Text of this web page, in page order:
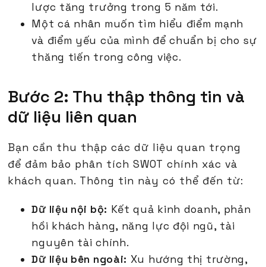
lược tăng trưởng trong 5 năm tới.
Một cá nhân muốn tìm hiểu điểm mạnh
và điểm yếu của mình để chuẩn bị cho sự
thăng tiến trong công việc.
Bước 2: Thu thập thông tin và
dữ liệu liên quan
Bạn cần thu thập các dữ liệu quan trọng
để đảm bảo phân tích SWOT chính xác và
khách quan. Thông tin này có thể đến từ:
Dữ liệu nội bộ: Kết quả kinh doanh, phản
hồi khách hàng, năng lực đội ngũ, tài
nguyên tài chính.
Dữ liệu bên ngoài: Xu hướng thị trường,